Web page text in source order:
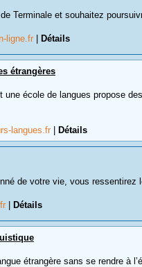
Terminale et souhaitez
ligne.fr Détails
étrangères
une école de langues propose
langues.fr Détails
de votre vie, vous ressentirez
Détails
étrangère sans se rendre à